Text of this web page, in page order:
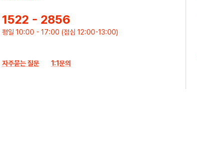
1522 - 2856
평일 10:00 - 17:00 (점심 12:00-13:00)
자주묻는 질문 1:1문의